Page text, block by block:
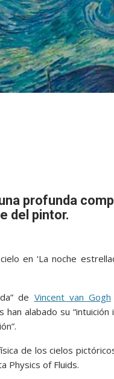
profunda
del pintor.
en ‘La noche
de Vincent van Gogh
alabado su
de los cielos
Physics of Fluids.